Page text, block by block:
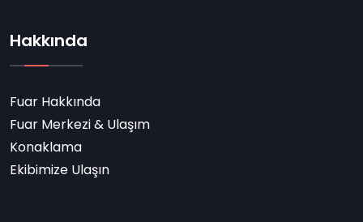
Hakkında
Fuar Hakkında
Fuar Merkezi & Ulaşım
Konaklama
Ekibimize Ulaşın